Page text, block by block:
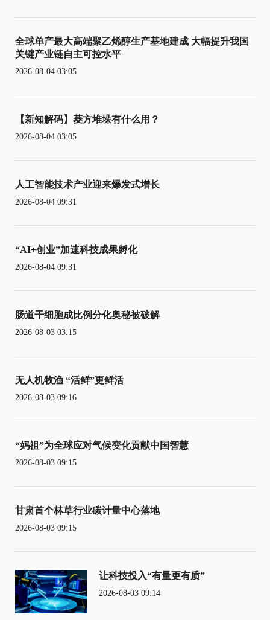
全球单产最大高端聚乙烯醇生产基地建成 大幅提升我国
关键产业链自主可控水平
2026-08-04 03:05
【新知解码】菱方堆垛有什么用？
2026-08-04 03:05
人工智能技术产业迎来爆发式增长
2026-08-04 09:31
“AI+创业”加速科技成果孵化
2026-08-04 09:31
肠道干细胞成比例分化奥秘被破解
2026-08-03 03:15
无人机牧渔 “活鲜”更鲜活
2026-08-03 09:16
“妈祖”为全球应对气候变化贡献中国智慧
2026-08-03 09:15
甘肃首个林草行业碳计量中心落地
2026-08-03 09:15
让科技投入“有量更有质”
2026-08-03 09:14